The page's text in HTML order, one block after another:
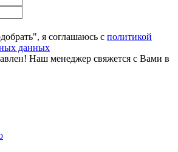
я соглашаюсь с политикой
данных
Наш менеджер свяжется с Вами в